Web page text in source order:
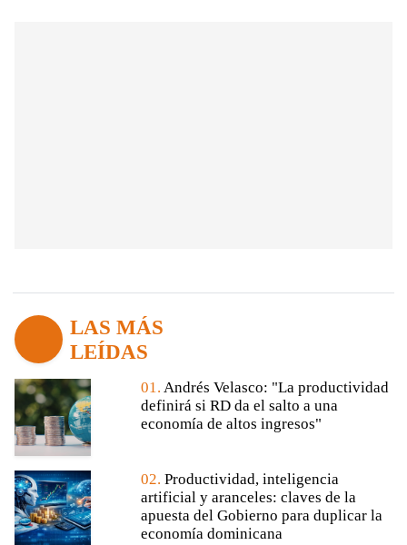
LAS MÁS
LEÍDAS
01. Andrés Velasco: "La productividad
definirá si RD da el salto a una
economía de altos ingresos"
02. Productividad, inteligencia
artificial y aranceles: claves de la
apuesta del Gobierno para duplicar la
economía dominicana